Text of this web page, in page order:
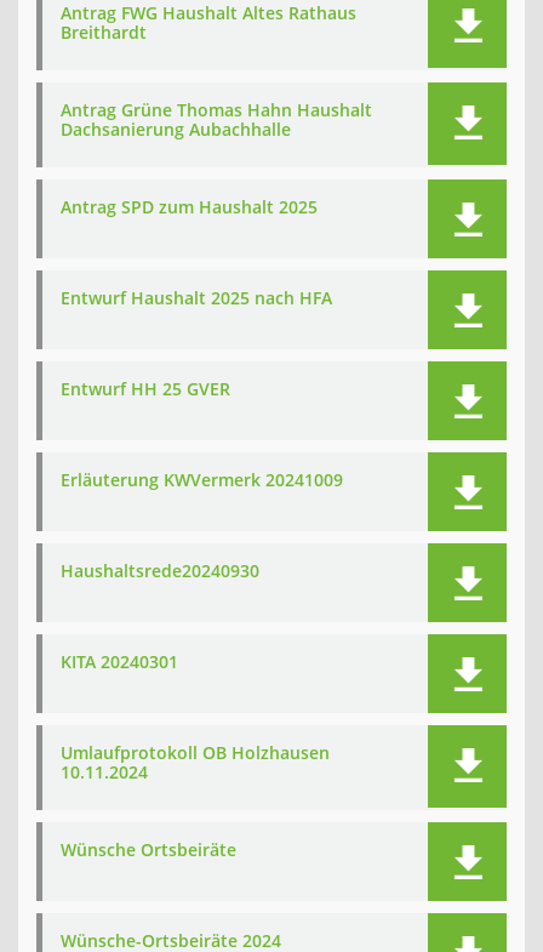
Antrag FWG Haushalt Altes Rathaus
Breithardt
Antrag Grüne Thomas Hahn Haushalt
Dachsanierung Aubachhalle
Antrag SPD zum Haushalt 2025
Entwurf Haushalt 2025 nach HFA
Entwurf HH 25 GVER
Erläuterung KWVermerk 20241009
Haushaltsrede20240930
KITA 20240301
Umlaufprotokoll OB Holzhausen
10.11.2024
Wünsche Ortsbeiräte
Wünsche-Ortsbeiräte 2024